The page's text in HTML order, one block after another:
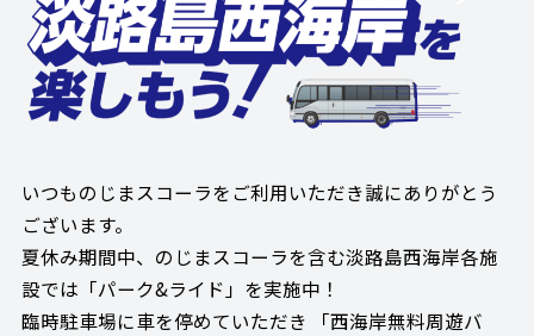
いつものじまスコーラをご利用いただき誠にありがとう
ございます。
夏休み期間中、のじまスコーラを含む淡路島西海岸各施
設では「パーク&ライド」を実施中！
臨時駐車場に車を停めていただき 「西海岸無料周遊バ